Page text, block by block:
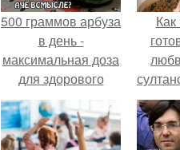
500 граммов арбуза
в день -
максимальная доза
для здорового
взрослого,
предупредили
врачи.